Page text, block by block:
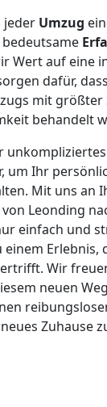
jeder Umzug
Wert auf eine
dafür,
mit größter
behandelt
unkompliziertes
um Ihr
Mit uns an
Leonding
einfach und
Erlebnis,
Wir
neuen
Zuhause